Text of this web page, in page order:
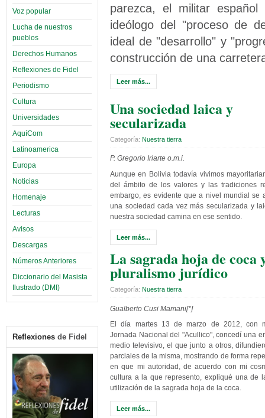
Voz popular
Lucha de nuestros
pueblos
Derechos Humanos
Reflexiones de Fidel
Periodismo
Cultura
Universidades
AquíCom
Latinoamerica
Europa
Noticias
Homenaje
Lecturas
Avisos
Descargas
Números Anteriores
Diccionario del Masista
Ilustrado (DMI)
Reflexiones de Fidel
parezca, el militar
ideólogo del "proceso de
ideal de "desarrollo" y
construcción de una
Leer más...
Una sociedad laica y
secularizada
Categoría: Nuestra tierra
P. Gregorio Iriarte o.m.i.
Aunque en Bolivia todavía vivimos
del ámbito de los valores y las tradiciones
embargo, es evidente que a nivel mundial se
una sociedad cada vez más secularizada y
nuestra sociedad camina en ese sentido.
Leer más...
La sagrada hoja de coca
pluralismo jurídico
Categoría: Nuestra tierra
Gualberto Cusi Mamani[*]
El día martes 13 de marzo de 2012, con
Jornada Nacional del "Acullico", concedí una
medio televisivo, el que junto a otros,
parciales de la misma, mostrando de forma
en que mi autoridad, de acuerdo con mi
cultura a la que represento, expliqué una de
utilización de la sagrada hoja de la coca.
Leer más...